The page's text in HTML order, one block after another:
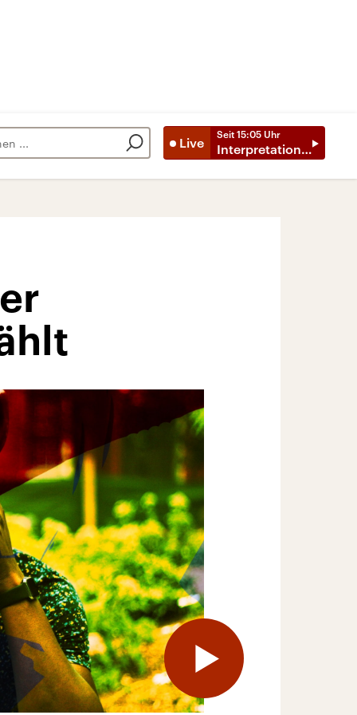
Live
Seit 15:05 Uhr
Interpretationen